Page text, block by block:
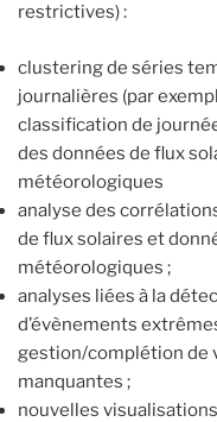
restrictives) :
clustering de séries
journalières (par
classification de
des données de flux
météorologiques
analyse des
de flux solaires et
météorologiques ;
analyses liées à la
d’évènements
gestion/complétion de
manquantes ;
nouvelles